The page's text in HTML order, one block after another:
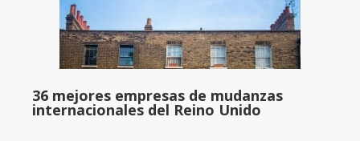
36 mejores empresas de mudanzas
internacionales del Reino Unido